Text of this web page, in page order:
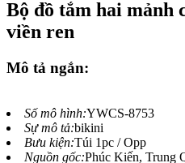
Bộ đồ tắm hai mảnh
viền ren
Mô tả ngắn:
Số mô hình:YWCS-8753
Sự mô tả:bikini
Bưu kiện:Túi 1pc / Opp
Nguồn gốc:Phúc Kiến, Trung